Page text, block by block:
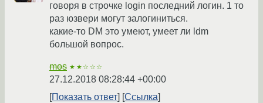
говоря в строчке login последний логин. 1 то
раз юзвери могут залогиниться.
какие-то DM это умеют, умеет ли ldm
большой вопрос.
mos ★★☆☆☆
27.12.2018 08:28:44 +00:00
Показать ответ
Ссылка